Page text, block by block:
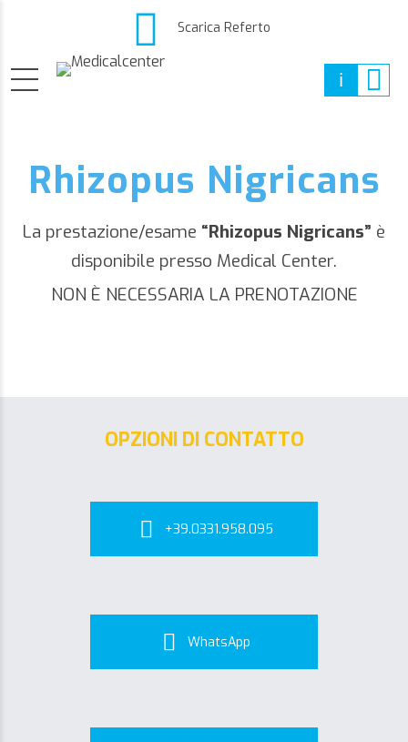
Scarica Referto
Rhizopus Nigricans
La prestazione/esame “Rhizopus Nigricans” è
disponibile presso Medical Center.
NON È NECESSARIA LA PRENOTAZIONE
OPZIONI DI CONTATTO
+39.0331.958.095
WhatsApp